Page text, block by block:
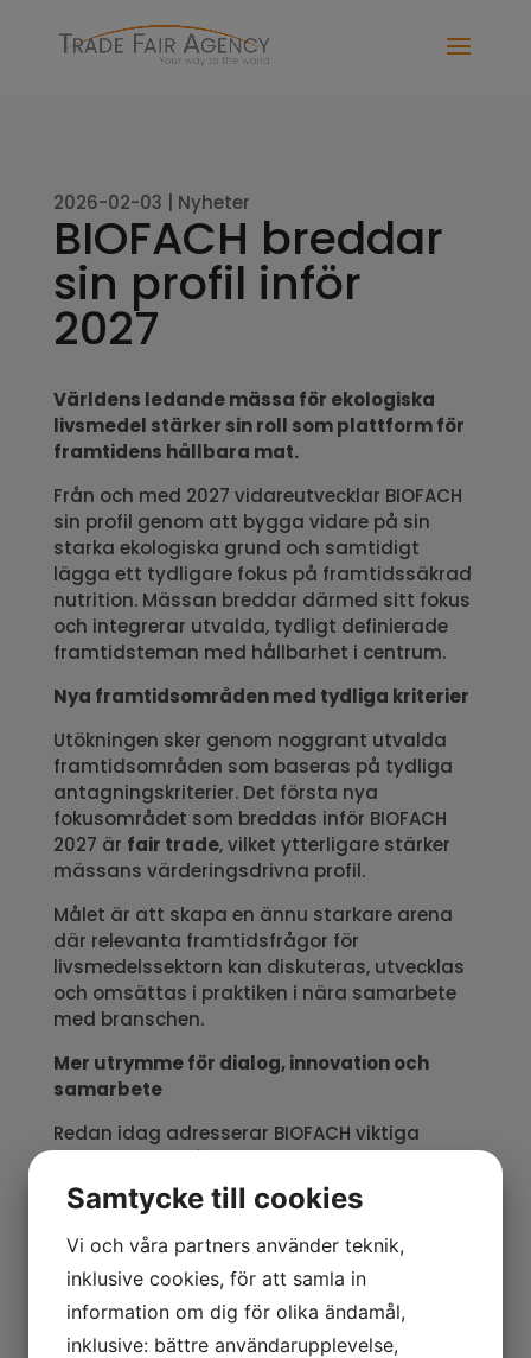
BIOFACH breddar
sin profil inför
2027
2026-02-03 Nyheter
Världens ledande mässa för ekologiska
livsmedel stärker sin roll som plattform för
framtidens hållbara mat.
Från och med 2027 vidareutvecklar BIOFACH
sin profil genom att bygga vidare på sin
starka ekologiska grund och samtidigt
lägga ett tydligare fokus på framtidssäkrad
nutrition. Mässan breddar därmed sitt fokus
och integrerar utvalda, tydligt definierade
framtidsteman med hållbarhet i centrum.
Nya framtidsområden med tydliga kriterier
Utökningen sker genom noggrant utvalda
framtidsområden som baseras på tydliga
antagningskriterier. Det första nya
fokusområdet som breddas inför BIOFACH
2027 är fair trade, vilket ytterligare stärker
mässans värderingsdrivna profil.
Målet är att skapa en ännu starkare arena
där relevanta framtidsfrågor för
livsmedelssektorn kan diskuteras, utvecklas
och omsättas i praktiken i nära samarbete
med branschen.
Mer utrymme för dialog, innovation och
samarbete
Redan idag adresserar BIOFACH viktiga
SustainableFutureLab
och specialformat
somstart-up-pitcharochBio außer Haus
Framöver kommer dessa satsningar att
förstärkas ytterligare, med ambitionen att
samla fler relevanta aktörer och skapa mer
utrymme för kunskapsutbyte, dialog och
gemensamma lösningar.
Samtycke till cookies
Vi och våra partners använder teknik,
inklusive cookies, för att samla in
information om dig för olika ändamål,
inklusive: bättre användarupplevelse,